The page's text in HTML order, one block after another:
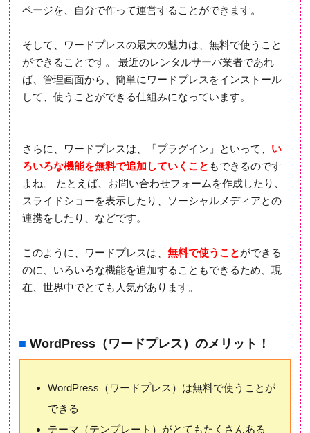
ページを、自分で作って運営することができます。
そして、ワードプレスの最大の魅力は、無料で使うこと
ができることです。 最近のレンタルサーバ業者であれ
ば、管理画面から、簡単にワードプレスをインストール
して、使うことができる仕組みになっています。
さらに、ワードプレスは、「プラグイン」といって、 い
ろいろな機能を無料で追加していくこと もできるのです
よね。 たとえば、お問い合わせフォームを作成したり、
スライドショーを表示したり、ソーシャルメディアとの
連携をしたり、などです。
このように、ワードプレスは、 無料で使うことができる
のに、いろいろな機能を追加することもできるため、現
在、世界中でとても人気があります。
■ WordPress（ワードプレス）のメリット！
WordPress（ワードプレス）は無料で使うことが
できる
テーマ（テンプレート）がとてもたくさんある